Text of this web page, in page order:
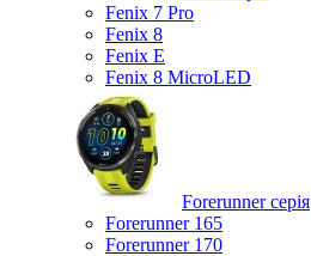
Fenix 7 Pro
Fenix 8
Fenix ​​E
Fenix 8 MicroLED
Forerunner серія
Forerunner 165
Forerunner 170